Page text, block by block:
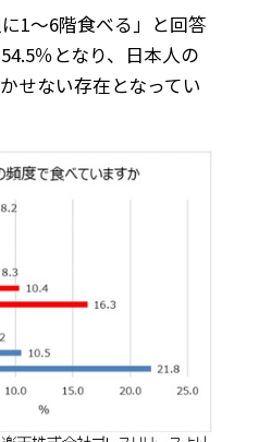
1～6階食べる」と回答
％となり、日本人の
せない存在となってい